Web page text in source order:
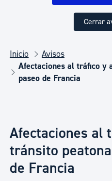
Cerrar
Inicio
Avisos
Afectaciones al tráfico y
paseo de Francia
Afectaciones al
tránsito
de Francia